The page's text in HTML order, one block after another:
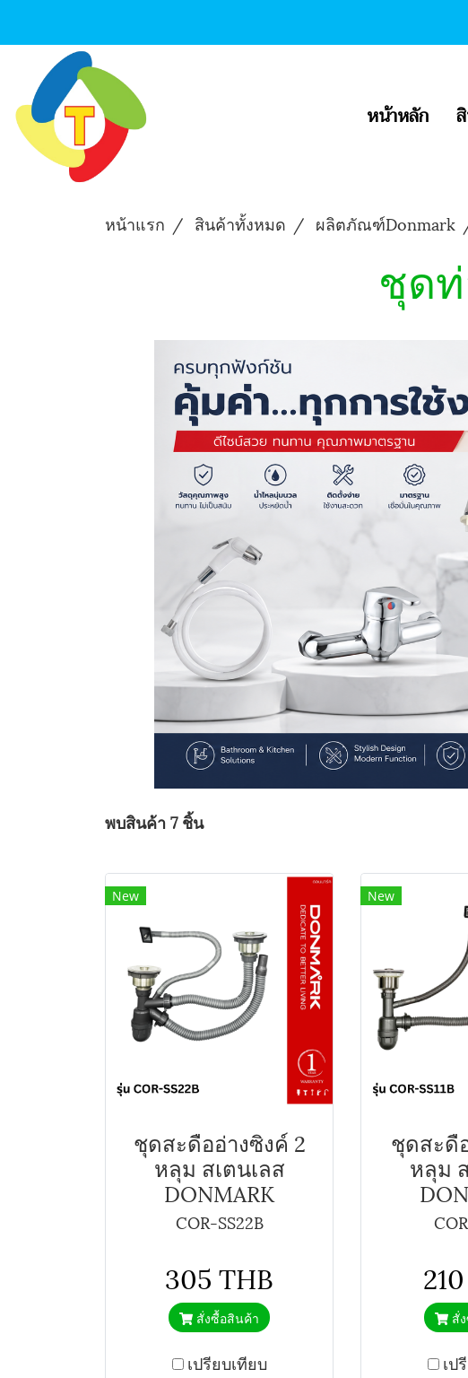
หน้าหลัก
หน้าแรก สินค้าทั้งหมด ผลิตภัณฑ์Donmark
ชุด
พบสินค้า 7 ชิ้น
New
ชุดสะดืออ่างซิงค์ 2
หลุม สเตนเลส
DONMARK
COR-SS22B
305 THB
สั่งซื้อสินค้า
เปรียบเทียบ
New
ชุดสะดื
หลุม
สั่
เป